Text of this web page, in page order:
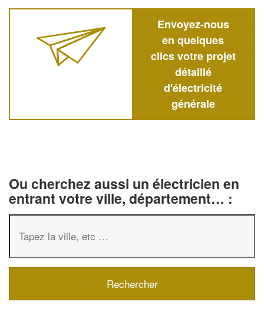
Envoyez-nous
en quelques
clics votre projet
détaillé
d'électricité
générale
Ou cherchez aussi un électricien en
entrant votre ville, département… :
✕